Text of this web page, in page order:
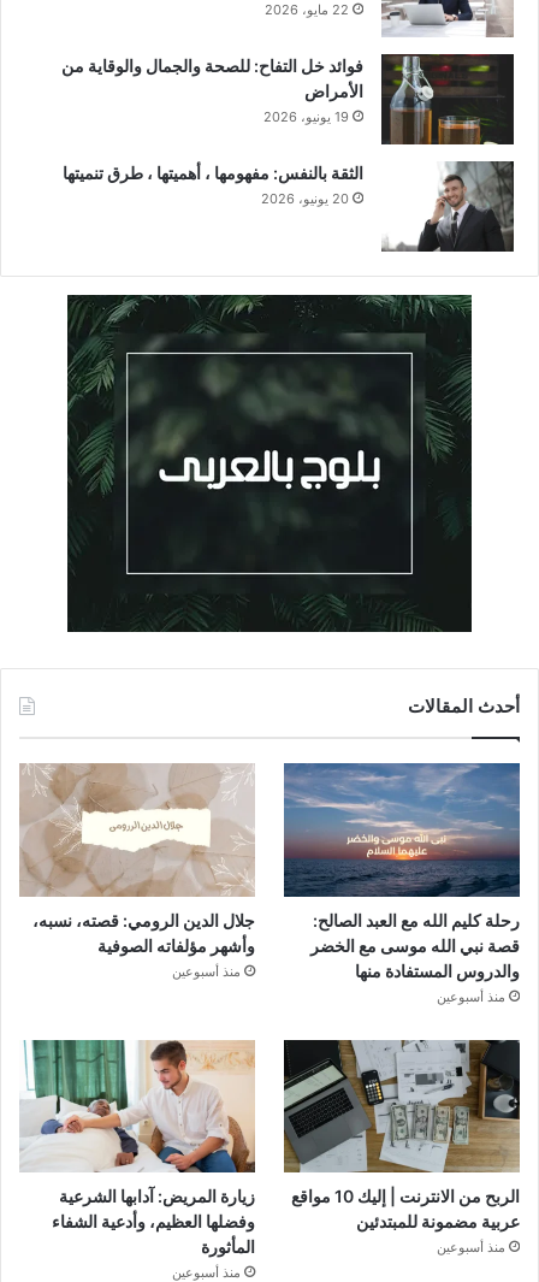
22 مايو، 2026
فوائد خل التفاح: للصحة والجمال والوقاية من
الأمراض
19 يونيو، 2026
الثقة بالنفس: مفهومها ، أهميتها ، طرق تنميتها
20 يونيو، 2026
أحدث المقالات
رحلة كليم الله مع العبد الصالح:
قصة نبي الله موسى مع الخضر
والدروس المستفادة منها
منذ أسبوعين
جلال الدين الرومي: قصته، نسبه،
وأشهر مؤلفاته الصوفية
منذ أسبوعين
الربح من الانترنت | إليك 10 مواقع
عربية مضمونة للمبتدئين
منذ أسبوعين
زيارة المريض: آدابها الشرعية
وفضلها العظيم، وأدعية الشفاء
المأثورة
منذ أسبوعين